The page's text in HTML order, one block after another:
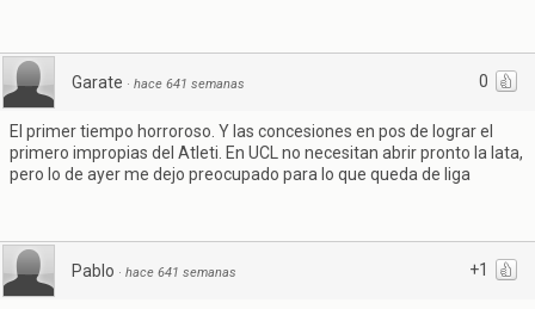
0
Garate · hace 641 semanas
El primer tiempo horroroso. Y las concesiones en pos de lograr el
primero impropias del Atleti. En UCL no necesitan abrir pronto la lata,
pero lo de ayer me dejo preocupado para lo que queda de liga
+1
Pablo · hace 641 semanas